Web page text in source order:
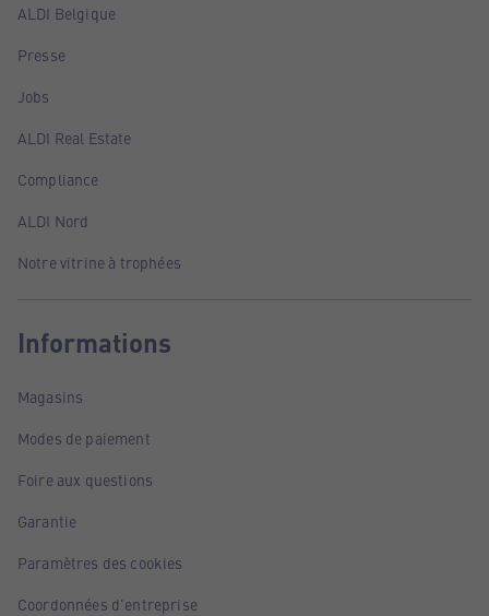
ALDI Belgique
Presse
Jobs
ALDI Real Estate
Compliance
ALDI Nord
Notre vitrine à trophées
Informations
Magasins
Modes de paiement
Foire aux questions
Garantie
Paramètres des cookies
Coordonnées d'entreprise